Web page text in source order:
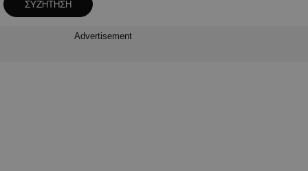
ΣΥΖΗΤΗΣΗ
Advertisement